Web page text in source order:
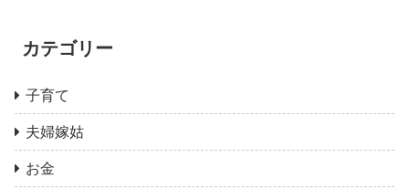
カテゴリー
子育て
夫婦嫁姑
お金